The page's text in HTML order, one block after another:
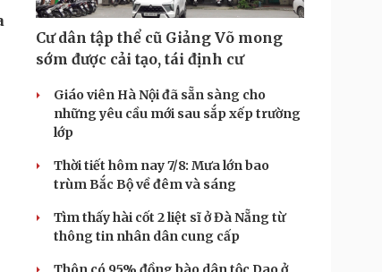
Cư dân tập thể cũ Giảng Võ mong
sớm được cải tạo, tái định cư
Giáo viên Hà Nội đã sẵn sàng cho
những yêu cầu mới sau sắp xếp trường
lớp
Thời tiết hôm nay 7/8: Mưa lớn bao
trùm Bắc Bộ về đêm và sáng
Tìm thấy hài cốt 2 liệt sĩ ở Đà Nẵng từ
thông tin nhân dân cung cấp